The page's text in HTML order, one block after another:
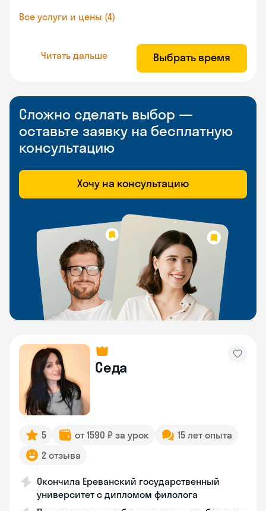
Все услуги и цены (4)
Читать дальше Выбрать время
Сложно сделать выбор —
оставьте заявку на бесплатную
консультацию
Хочу на консультацию
Седа
5 от 1590 ₽ за урок
15 лет опыта
2 отзыва
Окончила Ереванский государственный
университет с дипломом филолога